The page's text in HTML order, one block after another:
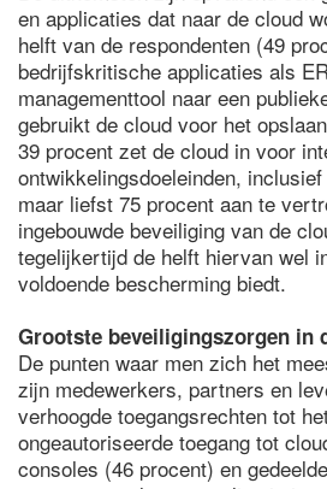
en applicaties dat naar de cloud
helft van de respondenten (49
bedrijfskritische applicaties als
managementtool naar een
gebruikt de cloud voor het
39 procent zet de cloud in voor
ontwikkelingsdoeleinden,
maar liefst 75 procent aan te
ingebouwde beveiliging van de
tegelijkertijd de helft hiervan wel
voldoende bescherming biedt.
Grootste beveiligingszorgen in
De punten waar men zich het
zijn medewerkers, partners en
verhoogde toegangsrechten tot
ongeautoriseerde toegang tot
consoles (46 procent) en